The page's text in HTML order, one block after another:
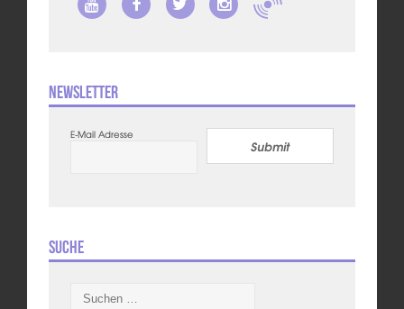
Newsletter
E-Mail Adresse
Submit
Suche
nach: